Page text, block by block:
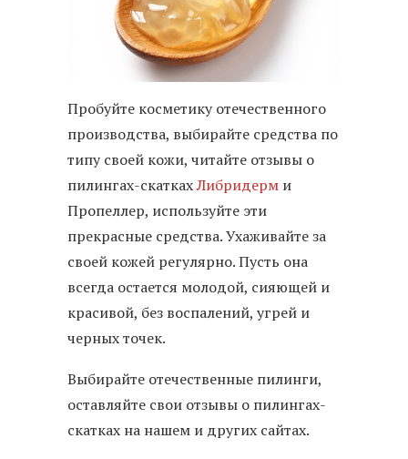
Пробуйте косметику отечественного
производства, выбирайте средства по
типу своей кожи, читайте отзывы о
пилингах-скаткахЛибридерм и
Пропеллер, используйте эти
прекрасные средства. Ухаживайте за
своей кожей регулярно. Пусть она
всегда остается молодой, сияющей и
красивой, без воспалений, угрей и
черных точек.
Выбирайте отечественные пилинги,
оставляйте свои отзывы о пилингах-
скатках на нашем и других сайтах.